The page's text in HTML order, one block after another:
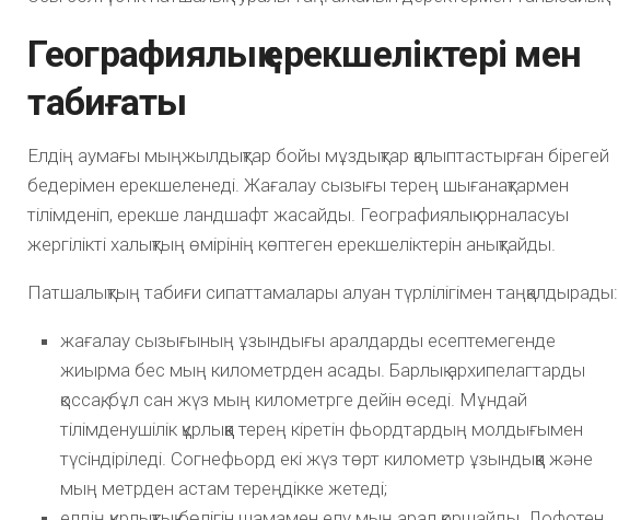
Географиялық ерекшеліктері мен
табиғаты
Елдің аумағы мыңжылдықтар бойы мұздықтар қалыптастырған бірегей
бедерімен ерекшеленеді. Жағалау сызығы терең шығанақтармен
тілімденіп, ерекше ландшафт жасайды. Географиялық орналасуы
жергілікті халықтың өмірінің көптеген ерекшеліктерін анықтайды.
Патшалықтың табиғи сипаттамалары алуан түрлілігімен таңқалдырады:
жағалау сызығының ұзындығы аралдарды есептемегенде
жиырма бес мың километрден асады. Барлық архипелагтарды
қоссақ, бұл сан жүз мың километрге дейін өседі. Мұндай
тілімденушілік құрлыққа терең кіретін фьордтардың молдығымен
түсіндіріледі. Согнефьорд екі жүз төрт километр ұзындыққа және
мың метрден астам тереңдікке жетеді;